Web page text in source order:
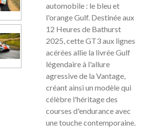
automobile : le bleu et
l'orange Gulf. Destinée aux
12 Heures de Bathurst
2025, cette GT3 aux lignes
acérées allie la livrée Gulf
légendaire à l'allure
agressive de la Vantage,
créant ainsi un modèle qui
célèbre l'héritage des
courses d'endurance avec
une touche contemporaine.